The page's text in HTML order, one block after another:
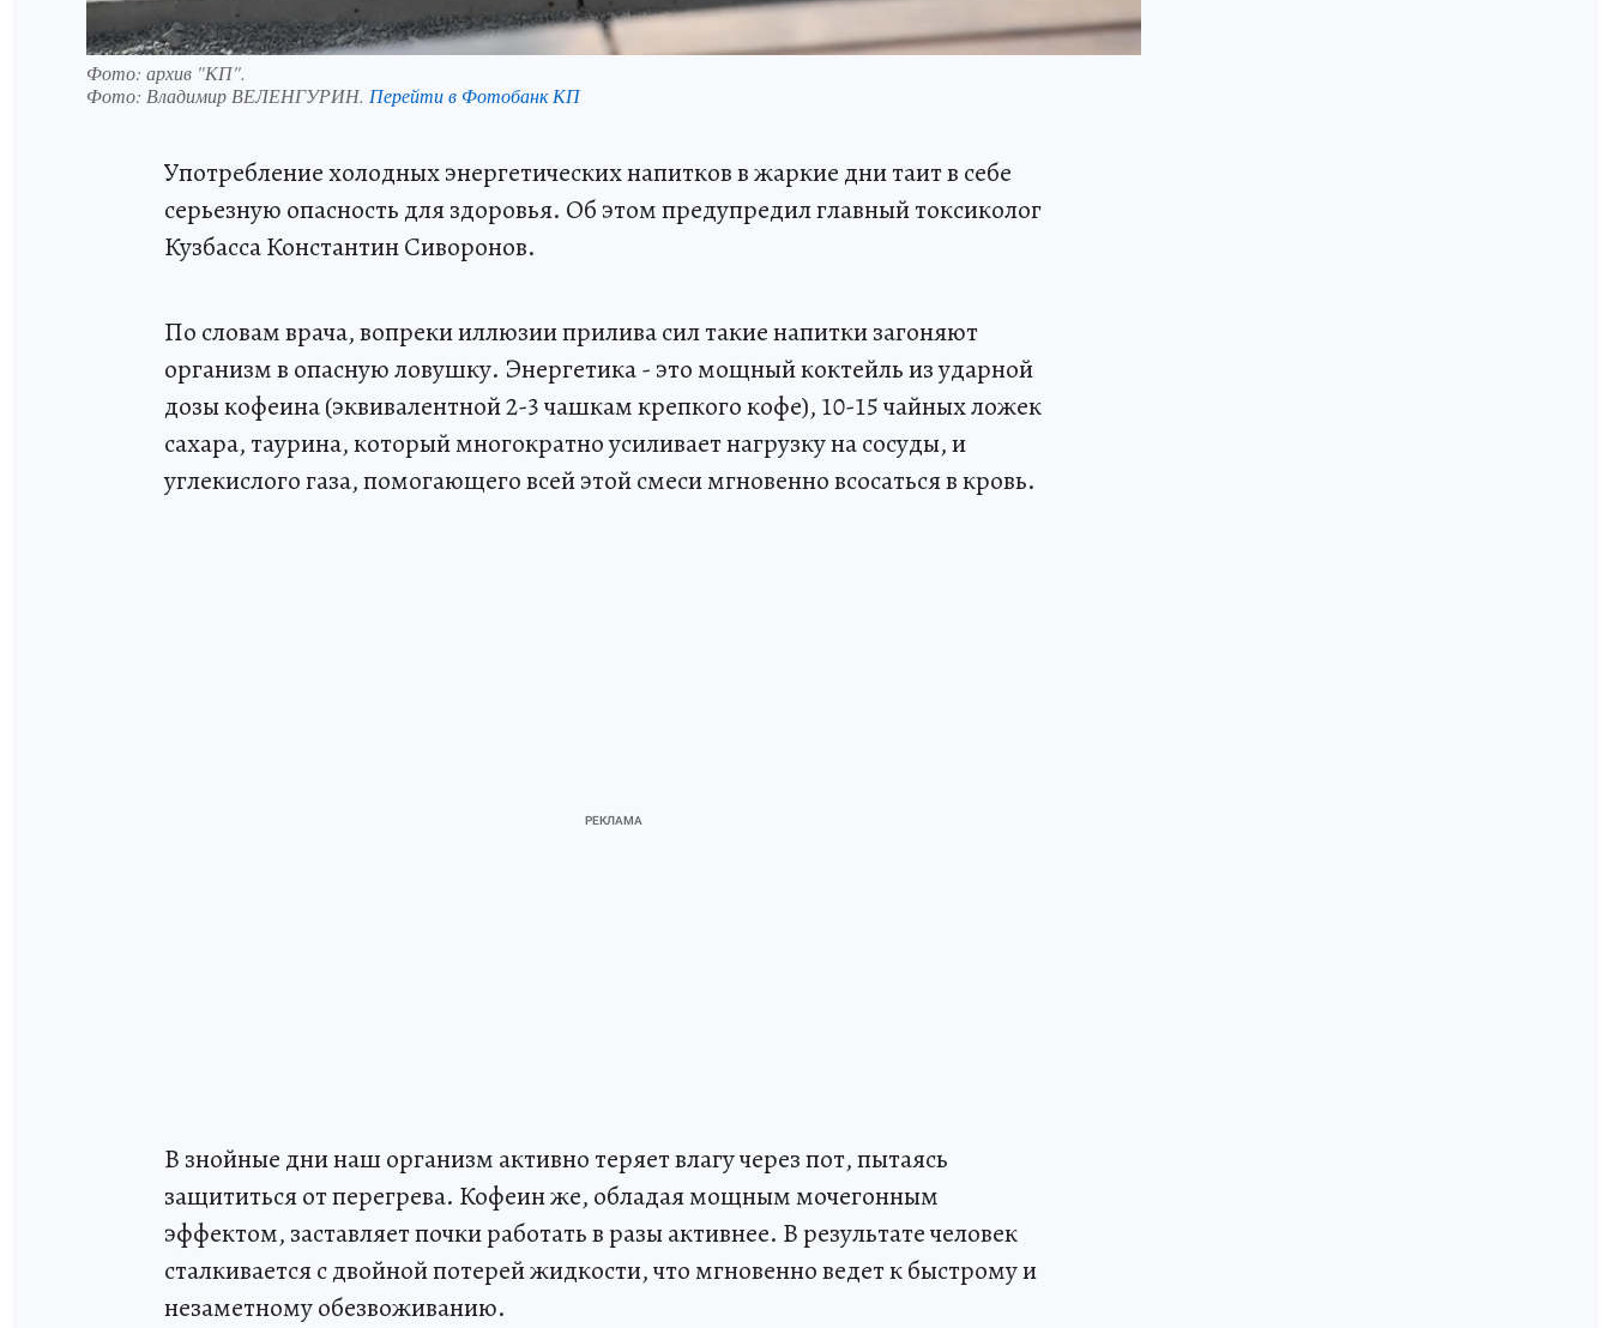
Фото: архив "КП".
Фото: Владимир ВЕЛЕНГУРИН. Перейти в Фотобанк КП
Употребление холодных энергетических напитков в жаркие дни таит в себе
серьезную опасность для здоровья. Об этом предупредил главный токсиколог
Кузбасса Константин Сиворонов.
По словам врача, вопреки иллюзии прилива сил такие напитки загоняют
организм в опасную ловушку. Энергетика - это мощный коктейль из ударной
дозы кофеина (эквивалентной 2-3 чашкам крепкого кофе), 10-15 чайных ложек
сахара, таурина, который многократно усиливает нагрузку на сосуды, и
углекислого газа, помогающего всей этой смеси мгновенно всосаться в кровь.
В знойные дни наш организм активно теряет влагу через пот, пытаясь
защититься от перегрева. Кофеин же, обладая мощным мочегонным
эффектом, заставляет почки работать в разы активнее. В результате человек
сталкивается с двойной потерей жидкости, что мгновенно ведет к быстрому и
незаметному обезвоживанию.